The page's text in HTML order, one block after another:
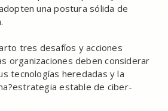
una postura sólida de
tres desafíos y acciones
organizaciones deben considerar
tecnologías heredadas y la
estable de ciber-